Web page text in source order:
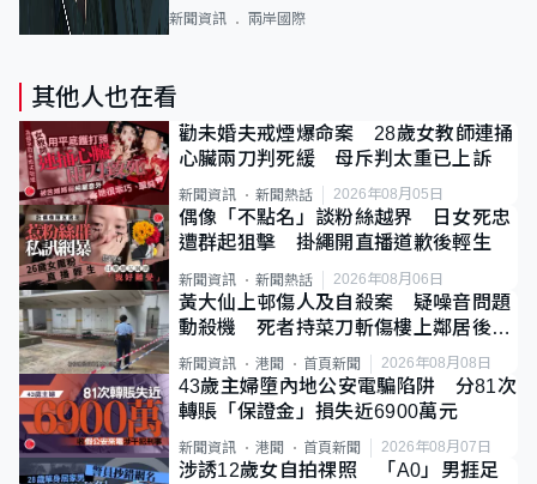
新聞資訊 兩岸國際
其他人也在看
勸未婚夫戒煙爆命案 28歲女教師連捅
心臟兩刀判死緩 母斥判太重已上訴
新聞資訊 新聞熱話 2026年08月05日
偶像「不點名」談粉絲越界 日女死忠
遭群起狙擊 掛繩開直播道歉後輕生
新聞資訊 新聞熱話 2026年08月06日
黃大仙上邨傷人及自殺案 疑噪音問題
動殺機 死者持菜刀斬傷樓上鄰居後墮
斃
新聞資訊 港聞 首頁新聞 2026年08月08日
43歲主婦墮內地公安電騙陷阱 分81次
轉賬「保證金」損失近6900萬元
新聞資訊 港聞 首頁新聞 2026年08月07日
涉誘12歲女自拍祼照 「A0」男捱足